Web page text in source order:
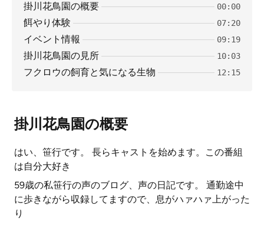
掛川花鳥園の概要 00:00
餌やり体験 07:20
イベント情報 09:19
掛川花鳥園の見所 10:03
フクロウの飼育と気になる生物 12:15
掛川花鳥園の概要
はい、笹行です。 長らキャストを始めます。この番組
は自分大好き
59歳の私笹行の声のブログ、声の日記です。 通勤途中
に歩きながら収録してますので、息がハァハァ上がった
り